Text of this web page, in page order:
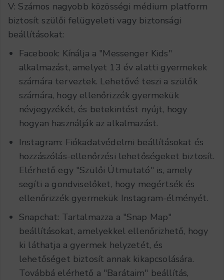
V: Számos nagyobb közösségi médium platform
biztosít szülői felügyeleti vagy biztonsági
beállításokat:
Facebook: Kínálja a "Messenger Kids"
alkalmazást, amelyet 13 év alatti gyermekek
számára terveztek. Lehetővé teszi a szülők
számára, hogy ellenőrizzék gyermekük
névjegyzékét, és betekintést nyújt, hogy
hogyan használják az alkalmazást.
Instagram: Fiókadatvédelmi beállításokat és
hozzászólás-ellenőrzési lehetőségeket biztosít.
Elérhető egy "Szülői Útmutató" is, amely
segíti a gondviselőket, hogy megértsék és
ellenőrizzék gyermekük Instagram-élményét.
Snapchat: Tartalmazza a "Snap Map"
beállításokat, amelyekkel ellenőrizhető, hogy
ki láthatja a gyermek helyzetét, és
lehetőséget biztosít annak kikapcsolására.
Továbbá elérhető a "Barátaim" beállítás,